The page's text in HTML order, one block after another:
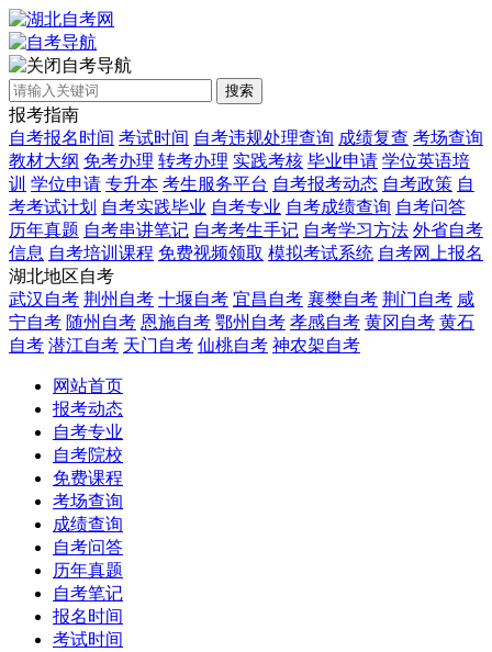
自考导航
搜索
报考指南
自考报名时间 考试时间 自考违规处理查询 成绩复查 考场查询
教材大纲 免考办理 转考办理 实践考核 毕业申请 学位英语培
训 学位申请 专升本 考生服务平台 自考报考动态 自考政策 自
考考试计划 自考实践毕业 自考专业 自考成绩查询 自考问答
历年真题 自考串讲笔记 自考考生手记 自考学习方法 外省自考
信息 自考培训课程 免费视频领取 模拟考试系统 自考网上报名
湖北地区自考
武汉自考 荆州自考 十堰自考 宜昌自考 襄樊自考 荆门自考 咸
宁自考 随州自考 恩施自考 鄂州自考 孝感自考 黄冈自考 黄石
自考 潜江自考 天门自考 仙桃自考 神农架自考
网站首页
报考动态
自考专业
自考院校
免费课程
考场查询
成绩查询
自考问答
历年真题
自考笔记
报名时间
考试时间